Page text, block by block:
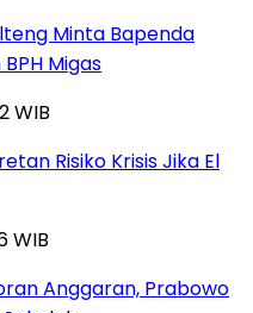
Minta Bapenda
Migas
WIB
Risiko Krisis Jika El
WIB
Anggaran, Prabowo